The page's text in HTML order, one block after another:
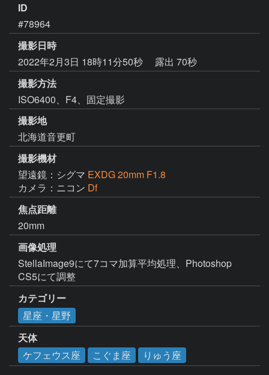
ID
#78964
撮影日時
2022年2月3日 18時11分50秒
露出 70秒
撮影方法
ISO6400、F4、固定撮影
撮影地
北海道音更町
撮影機材
望遠鏡：シグマ EXDG 20mm F1.8
カメラ：ニコン Df
焦点距離
20mm
画像処理
StellaImage9にて7コマ加算平均処理、Photoshop
CS5にて調整
カテゴリー
星座・星野
天体
ケフェウス座
こぐま座 りゅう座